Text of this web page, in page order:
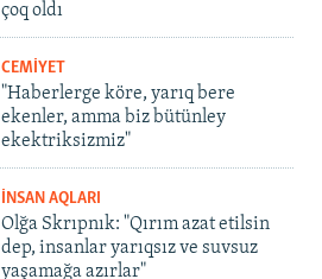
çoq oldı
CEMİYET
"Haberlerge köre, yarıq bere
ekenler, amma biz bütünley
ekektriksizmiz"
İNSAN AQLARI
Olğa Skrıpnık: "Qırım azat etilsin
dep, insanlar yarıqsız ve suvsuz
yaşamağa azırlar"